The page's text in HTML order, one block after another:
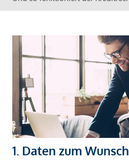
1. Daten zum